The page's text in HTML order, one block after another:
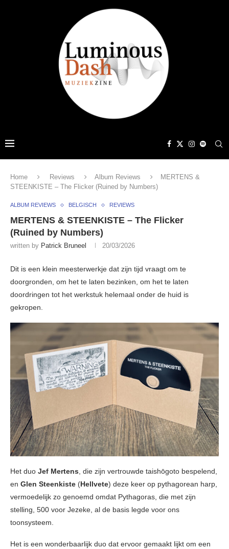
Home Reviews Album Reviews
MERTENS &
STEENKISTE – The Flicker (Ruined by Numbers)
ALBUM REVIEWS BELGISCH REVIEWS
MERTENS & STEENKISTE – The Flicker
(Ruined by Numbers)
written by Patrick Bruneel 20/03/2026
Dit is een klein meesterwerkje dat zijn tijd vraagt om te
doorgronden, om het te laten bezinken, om het te laten
doordringen tot het werkstuk helemaal onder de huid is
gekropen.
Het duo Jef Mertens, die zijn vertrouwde taishōgoto bespelend,
en Glen Steenkiste (Hellvete) deze keer op pythagorean harp,
vermoedelijk zo genoemd omdat Pythagoras, die met zijn
stelling, 500 voor Jezeke, al de basis legde voor ons
toonsysteem.
Het is een wonderbaarlijk duo dat ervoor gemaakt lijkt om een